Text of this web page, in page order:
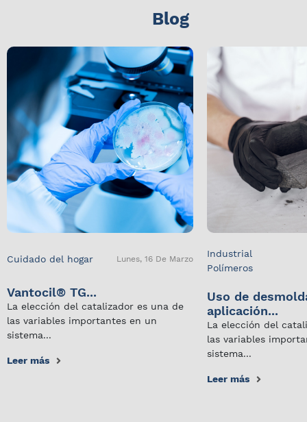
Blog
Cuidado del hogar Lunes, 16 De Marzo
Vantocil® TG...
La elección del catalizador es una de
las variables importantes en un
sistema...
Leer más
Industrial
Polímeros
Uso de
aplicación...
La elección del
las variables
sistema...
Leer más